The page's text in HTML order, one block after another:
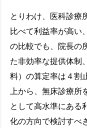
とりわけ、医科診療
比べて利益率が高い
の比較でも、院長の
た非効率な提供体制
料）の算定率は４割
上から、無床診療
として高水準にある
化の方向で検討すべ